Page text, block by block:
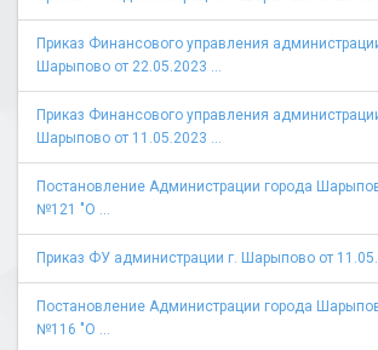
Приказ Финансового управления
Шарыпово от 22.05.2023 ...
Приказ Финансового управления
Шарыпово от 11.05.2023 ...
Постановление Администрации города
№121 "О ...
Приказ ФУ администрации г. Шарыпово от
Постановление Администрации города
№116 "О ...